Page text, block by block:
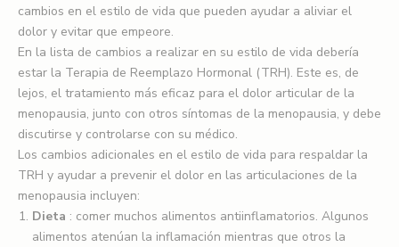
cambios en el estilo de vida que pueden ayudar a aliviar el
dolor y evitar que empeore.
En la lista de cambios a realizar en su estilo de vida debería
estar la Terapia de Reemplazo Hormonal (TRH). Este es, de
lejos, el tratamiento más eficaz para el dolor articular de la
menopausia, junto con otros síntomas de la menopausia, y debe
discutirse y controlarse con su médico.
Los cambios adicionales en el estilo de vida para respaldar la
TRH y ayudar a prevenir el dolor en las articulaciones de la
menopausia incluyen:
Dieta : comer muchos alimentos antiinflamatorios. Algunos
alimentos atenúan la inflamación mientras que otros la